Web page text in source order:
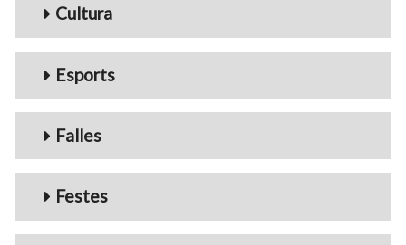
Cultura
Esports
Falles
Festes